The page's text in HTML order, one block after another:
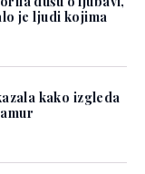
je ljudi kojima
kako izgleda